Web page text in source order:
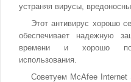
устраняя вирусы,
Этот антивирус хорошо
обеспечивает надежную
времени и хорошо
использования.
Советуем McAfee Internet